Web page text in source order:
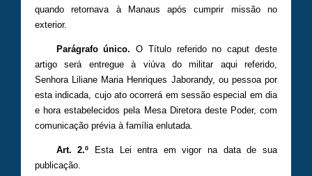
quando retornava à Manaus após cumprir missão no
exterior.
Parágrafo único. O Título referido no caput deste
artigo será entregue à viúva do militar aqui referido,
Senhora Liliane Maria Henriques Jaborandy, ou pessoa por
esta indicada, cujo ato ocorrerá em sessão especial em dia
e hora estabelecidos pela Mesa Diretora deste Poder, com
comunicação prévia à família enlutada.
Art. 2.º Esta Lei entra em vigor na data de sua
publicação.